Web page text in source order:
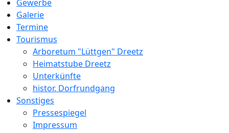
Gewerbe
Galerie
Termine
Tourismus
Arboretum "Lüttgen" Dreetz
Heimatstube Dreetz
Unterkünfte
histor. Dorfrundgang
Sonstiges
Pressespiegel
Impressum